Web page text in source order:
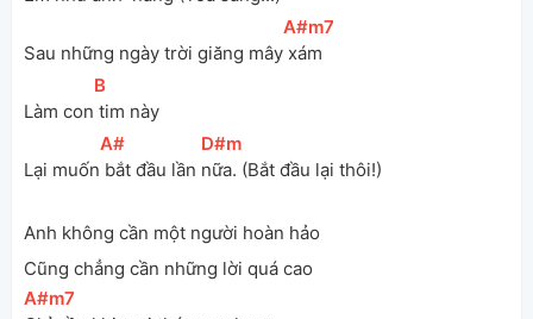
Sau những ngày trời giăng mây
[
A#m7
xám
Làm con
[B
tim này
Lại muốn
[
A#
bắt đầu lần
[D#m
nữa. (Bắt đầu lại thôi!)
Anh không cần một người hoàn hảo
Cũng chẳng cần những lời quá cao
[
A#m7